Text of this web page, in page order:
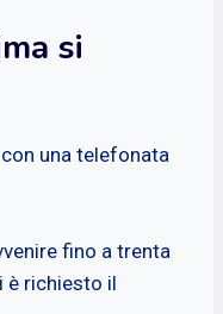
si
una telefonata
fino a trenta
è richiesto il